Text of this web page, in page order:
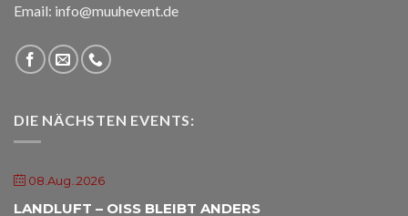
Email: info@muuhevent.de
DIE NÄCHSTEN EVENTS:
08.Aug..2026
LANDLUFT – OISS BLEIBT ANDERS